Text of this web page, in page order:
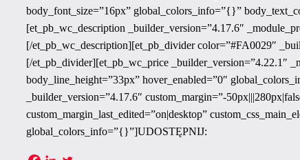
body_font_size=”16px” global_colors_info=”{}”
[et_pb_wc_description _builder_version=”4.17.6″
[/et_pb_wc_description][et_pb_divider color=”#FA0029″
[/et_pb_divider][et_pb_wc_price _builder_version=”4.22.1″
body_line_height=”33px” hover_enabled=”0″
_builder_version=”4.17.6″ custom_margin=”-
custom_margin_last_edited=”on|desktop”
global_colors_info=”{}”]UDOSTĘPNIJ: